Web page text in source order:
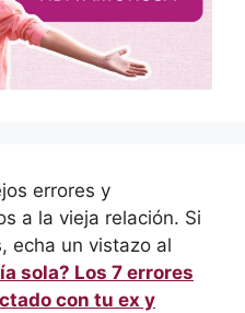
errores y
a la vieja relación. Si
echa un vistazo al
sola? Los 7 errores
con tu ex y